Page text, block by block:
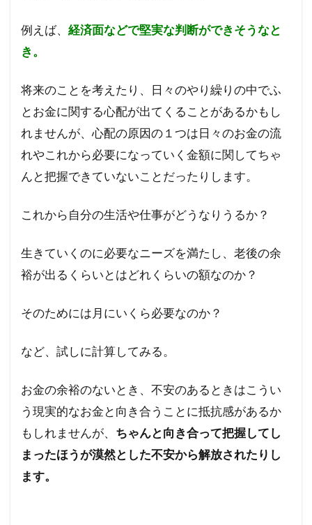
例えば、 経済面などで堅実な判断ができそうなと
き。
将来のことを考えたり、日々のやり繰りの中でふ
とお金に関する心配が出てくることがあるかもし
れませんが、心配の原因の１つは日々のお金の流
れやこれから必要になっていく金額に関してちゃ
んと把握できていないことだったりします。
これから自分の生活や仕事がどうなりうるか？
生きていくのに必要なニーズを満たし、老後の余
裕が出るくらいとはどれくらいの額なのか？
そのためには月にいくら必要なのか？
など、試しに計算してみる。
お金の余裕のないとき、不安のあるときはこうい
う現実的なお金と向き合うことに抵抗感があるか
もしれませんが、 ちゃんと向き合って把握してし
まったほうが漠然とした不安から解放されたりし
ます。